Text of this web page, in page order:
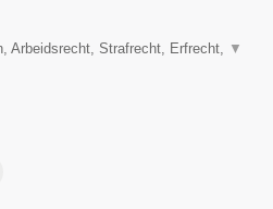
Arbeidsrecht, Strafrecht, Erfrecht, ▼